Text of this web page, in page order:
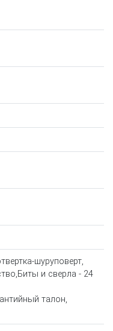
шуруповерт,
и сверла - 24
талон,